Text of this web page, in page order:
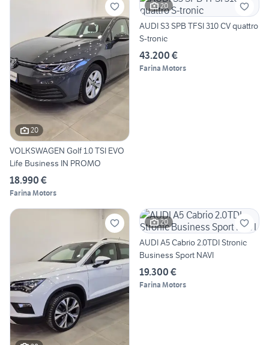
20
VOLKSWAGEN Golf 1.0 TSI EVO
Life Business IN PROMO
18.990 €
Farina Motors
20
AUDI S3 SPB TFSI 310 CV quattro
S-tronic
43.200 €
Farina Motors
20
AUDI A5 Cabrio 2.0TDI Stronic
Business Sport NAVI
19.300 €
Farina Motors